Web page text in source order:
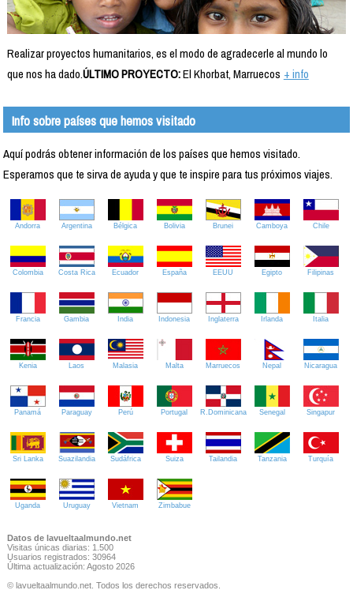
Realizar proyectos humanitarios, es el modo de agradecerle al mundo lo
que nos ha dado.ÚLTIMO PROYECTO:El Khorbat, Marruecos + info
Info sobre países que hemos visitado
Aquí podrás obtener información de los países que hemos visitado.
Esperamos que te sirva de ayuda y que te inspire para tus próximos viajes.
Andorra Argentina Bélgica Bolivia Brunei Camboya Chile
Colombia Costa Rica Ecuador España EEUU Egipto Filipinas
Francia Gambia India Indonesia Inglaterra Irlanda Italia
Kenia Laos Malasia Malta Marruecos Nepal Nicaragua
Panamá Paraguay Perú Portugal R.Dominicana Senegal Singapur
Sri Lanka Suazilandia Sudáfrica Suiza Tailandia Tanzania Turquía
Uganda Uruguay Vietnam Zimbabue
Datos de lavueltaalmundo.net
Visitas únicas diarias: 1.500
Usuarios registrados: 30964
Última actualización: Agosto 2026
© lavueltaalmundo.net. Todos los derechos reservados.